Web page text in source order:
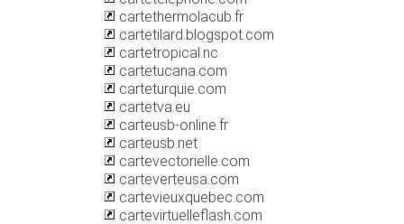
cartethermolacub.fr
cartetilard.blogspot.com
cartetropical.nc
cartetucana.com
carteturquie.com
cartetva.eu
carteusb-online.fr
carteusb.net
cartevectorielle.com
carteverteusa.com
cartevieuxquebec.com
cartevirtuelleflash.com